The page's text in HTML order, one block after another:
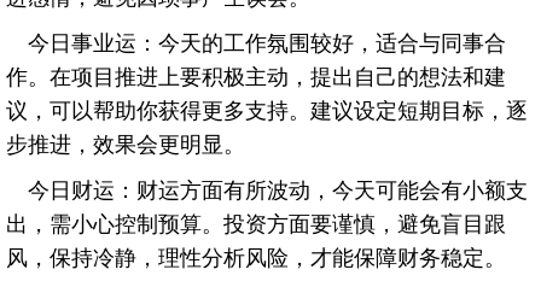
今日事业运：今天的工作氛围较好，适合与同事合
作。在项目推进上要积极主动，提出自己的想法和建
议，可以帮助你获得更多支持。建议设定短期目标，逐
步推进，效果会更明显。
今日财运：财运方面有所波动，今天可能会有小额支
出，需小心控制预算。投资方面要谨慎，避免盲目跟
风，保持冷静，理性分析风险，才能保障财务稳定。